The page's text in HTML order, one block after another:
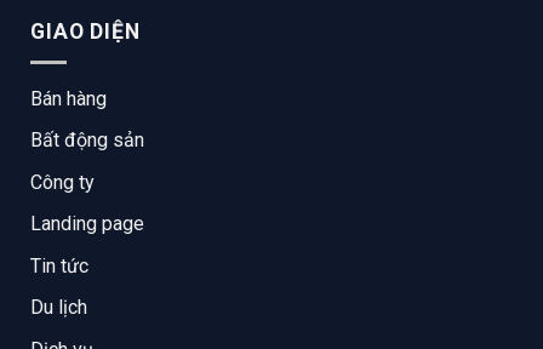
GIAO DIỆN
Bán hàng
Bất động sản
Công ty
Landing page
Tin tức
Du lịch